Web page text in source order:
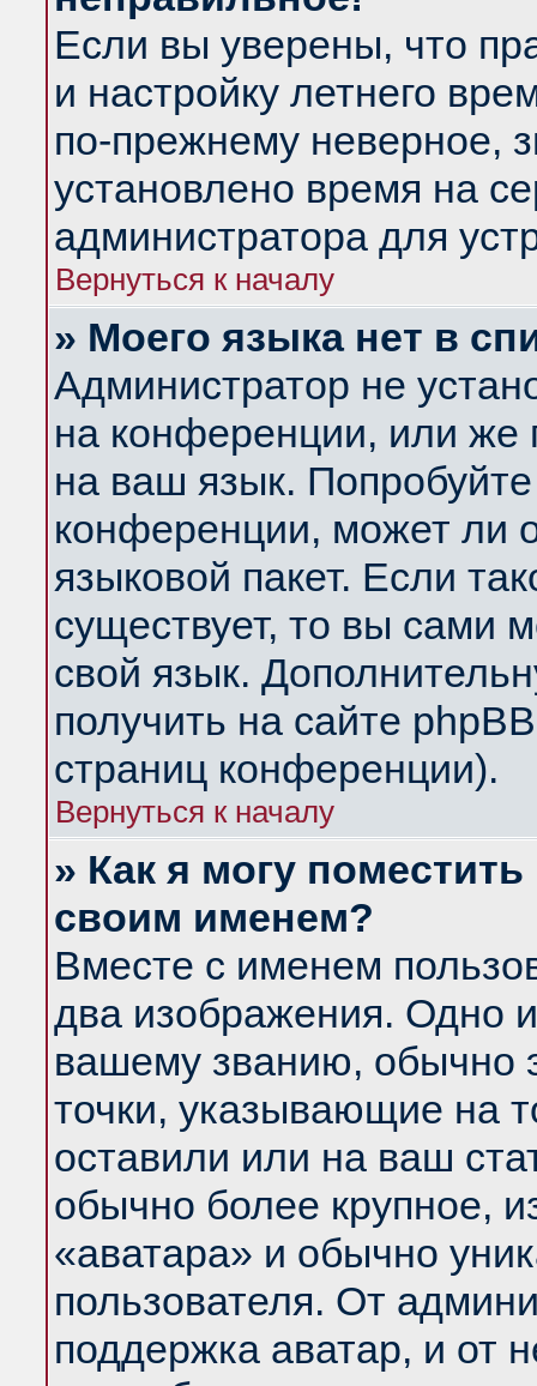
Если вы уверены, что
и настройку летнего
по-прежнему неверное,
установлено время на
администратора для
Вернуться к началу
» Моего языка нет в
Администратор не
на конференции, или же
на ваш язык.
конференции, может ли
языковой пакет. Если
существует, то вы сами
свой язык.
получить на сайте
страниц конференции).
Вернуться к началу
» Как я могу
своим именем?
Вместе с именем
два изображения. Одно
вашему званию, обычно
точки, указывающие на
оставили или на ваш
обычно более крупное,
«аватара» и обычно
пользователя. От
поддержка аватар, и от